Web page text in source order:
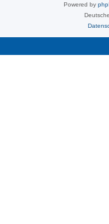
Powered by